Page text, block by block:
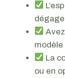
modèle
La
ou en